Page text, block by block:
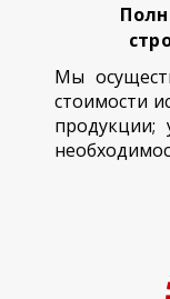
Мы
стоимости
продукции;